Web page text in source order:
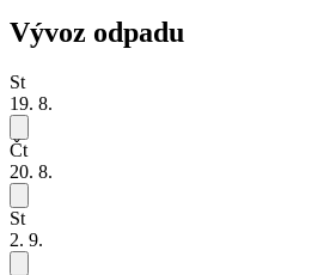
Vývoz odpadu
St
19. 8.
Čt
20. 8.
St
2. 9.